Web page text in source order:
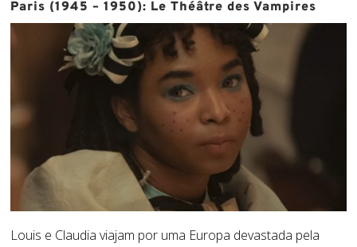
Paris (1945 – 1950): Le Théâtre des Vampires
Louis e Claudia viajam por uma Europa devastada pela